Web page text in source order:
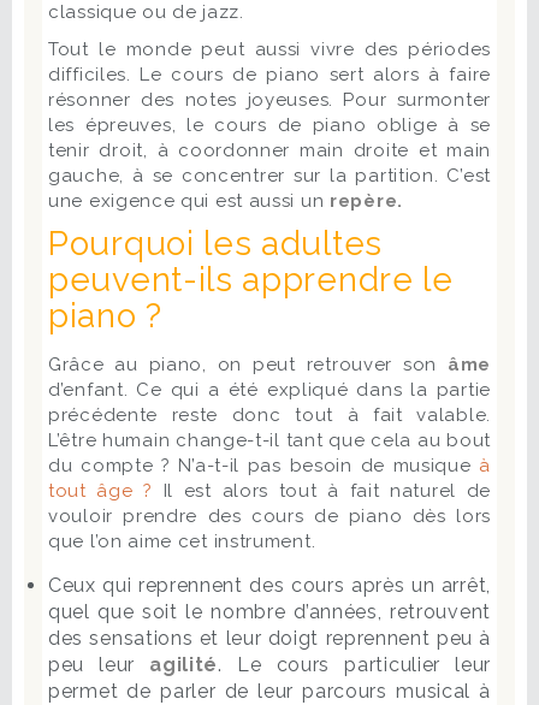
classique ou de jazz.
Tout le monde peut aussi vivre des périodes
difficiles. Le cours de piano sert alors à faire
résonner des notes joyeuses. Pour surmonter
les épreuves, le cours de piano oblige à se
tenir droit, à coordonner main droite et main
gauche, à se concentrer sur la partition. C’est
une exigence qui est aussi un repère.
Pourquoi les adultes
peuvent-ils apprendre le
piano ?
Grâce au piano, on peut retrouver son âme
d’enfant. Ce qui a été expliqué dans la partie
précédente reste donc tout à fait valable.
L’être humain change-t-il tant que cela au bout
du compte ? N’a-t-il pas besoin de musique à
tout âge ?
Il est alors tout à fait naturel de
vouloir prendre des cours de piano dès lors
que l’on aime cet instrument.
Ceux qui reprennent des cours après un arrêt,
quel que soit le nombre d’années, retrouvent
des sensations et leur doigt reprennent peu à
peu leur agilité. Le cours particulier leur
permet de parler de leur parcours musical à